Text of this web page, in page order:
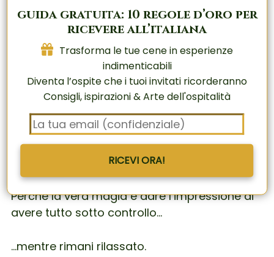
memoria.
E il bello?
Non serve essere chef.
Ne passare ore in cucina.
Tutto è pensato per essere semplice, ma
Perché la vera magia è dare l’impressione di
avere tutto sotto controllo…
…mentre rimani rilassato.
guida gratuita: 10 regole d’oro per
ricevere all’italiana
Trasforma le tue cene in esperienze
indimenticabili
Diventa l’ospite che i tuoi invitati ricorderanno
Consigli, ispirazioni & Arte dell'ospitalità
RICEVI ORA!
Trasforma le tue cene in esperienze
indimenticabili
Diventa l’ospite che i tuoi invitati ricorderanno
Consigli, ispirazioni & Arte dell'ospitalità
RICEVI ORA!